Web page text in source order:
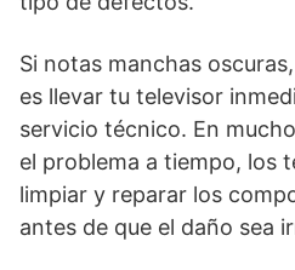
Si notas manchas
es llevar tu televisor
servicio técnico. En
el problema a tiempo, los
limpiar y reparar los
antes de que el daño sea